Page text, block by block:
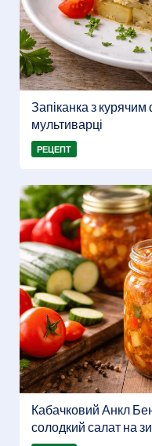
Запіканка з
мультиварці
РЕЦЕПТ
Кабачковий Анкл
солодкий салат на